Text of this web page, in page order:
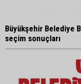
Büyükşehir Belediye
seçim sonuçları